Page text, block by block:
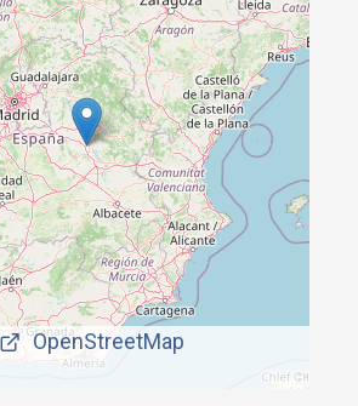
OpenStreetMap